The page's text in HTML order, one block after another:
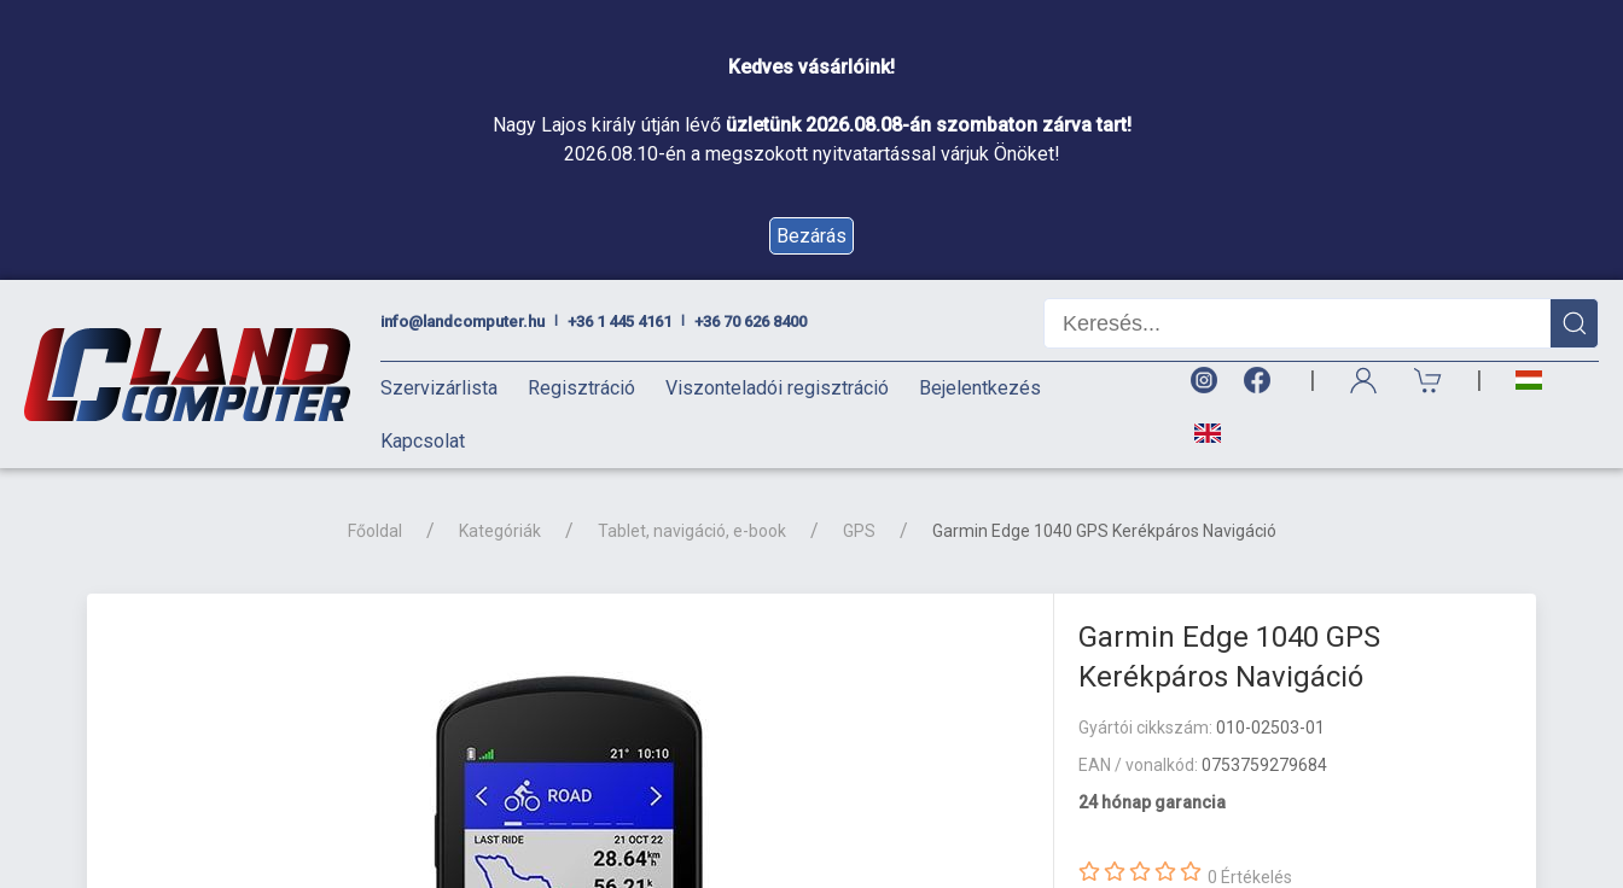
Kedves vásárlóink!
Nagy Lajos király útján lévő üzletünk 2026.08.08-án szombaton zárva tart!
2026.08.10-én a megszokott nyitvatartással várjuk Önöket!
Bezárás
info@landcomputer.hu +36 1 445 4161 +36 70 626 8400
Szervizárlista Regisztráció Viszonteladói regisztráció Bejelentkezés
Kapcsolat
| |
Főoldal Kategóriák Tablet, navigáció, e-book GPS Garmin Edge 1040 GPS Kerékpáros Navigáció
Garmin Edge 1040 GPS
Kerékpáros Navigáció
Gyártói cikkszám:010-02503-01
EAN / vonalkód:0753759279684
24 hónap garancia
0 Értékelés